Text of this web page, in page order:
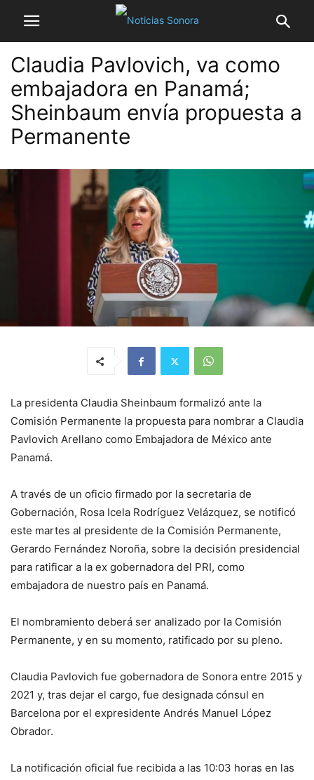
Claudia Pavlovich, va como
embajadora en Panamá;
Sheinbaum envía propuesta a
Permanente
La presidenta Claudia Sheinbaum formalizó ante la
Comisión Permanente la propuesta para nombrar a Claudia
Pavlovich Arellano como Embajadora de México ante
Panamá.
A través de un oficio firmado por la secretaria de
Gobernación, Rosa Icela Rodríguez Velázquez, se notificó
este martes al presidente de la Comisión Permanente,
Gerardo Fernández Noroña, sobre la decisión presidencial
para ratificar a la ex gobernadora del PRI, como
embajadora de nuestro país en Panamá.
El nombramiento deberá ser analizado por la Comisión
Permanente, y en su momento, ratificado por su pleno.
Claudia Pavlovich fue gobernadora de Sonora entre 2015 y
2021 y, tras dejar el cargo, fue designada cónsul en
Barcelona por el expresidente Andrés Manuel López
Obrador.
La notificación oficial fue recibida a las 10:03 horas en las